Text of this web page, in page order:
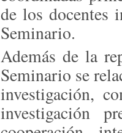
de los docentes
Seminario.
Además de la
Seminario se
investigación,
investigación